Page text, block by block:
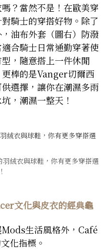
？當然不是！在歐美穿
騎士的穿搭好物。除了
油布外套（圖右）防潑
合騎士日常通勤穿著使
，隨意搭上一件休閒
棒的是Vanger切爾西
選擇，讓你在潮濕多雨
，潮濕一整天！
絨衣與球鞋，你有更多穿搭選
文化與皮衣的經典龜
生活風格外，Café
化指標。